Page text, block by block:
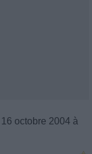
16 octobre 2004 à